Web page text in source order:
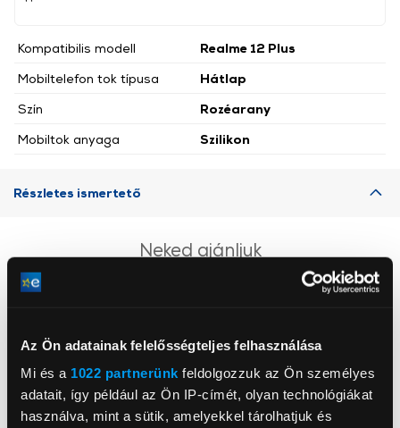
Az Ön adatainak felelősségteljes felhasználása
Mi és a 1022 partnerünk feldolgozzuk az Ön személyes
adatait, így például az Ön IP-címét, olyan technológiákat
használva, mint a sütik, amelyekkel tárolhatjuk és
Kompatibilis modell
Realme 12 Plus
Mobiltelefon tok típusa
Hátlap
Szín
Rozéarany
Mobiltok anyaga
Szilikon
Részletes ismertető
Neked ajánljuk